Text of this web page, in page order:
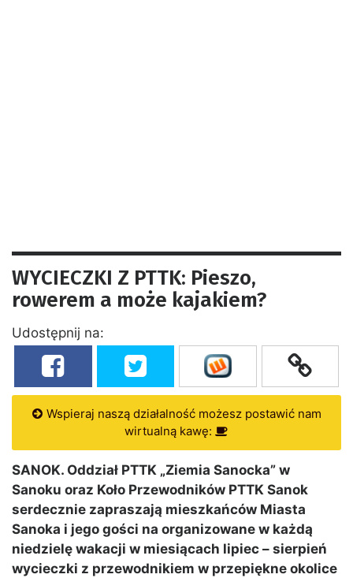
WYCIECZKI Z PTTK: Pieszo,
rowerem a może kajakiem?
Udostępnij na:
Wspieraj naszą działalność możesz postawić nam
wirtualną kawę:
SANOK. Oddział PTTK „Ziemia Sanocka” w
Sanoku oraz Koło Przewodników PTTK Sanok
serdecznie zapraszają mieszkańców Miasta
Sanoka i jego gości na organizowane w każdą
niedzielę wakacji w miesiącach lipiec – sierpień
wycieczki z przewodnikiem w przepiękne okolice